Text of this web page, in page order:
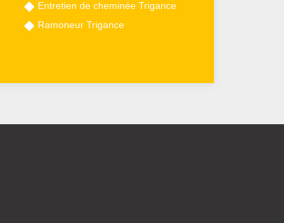
Entretien de cheminée Trigance
Ramoneur Trigance